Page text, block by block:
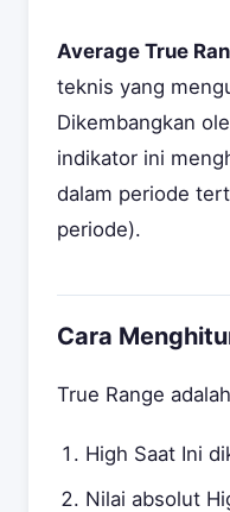
Average True
teknis yang
Dikembangkan
indikator ini
dalam periode
periode).
Cara
True Range
High Saat Ini
Nilai absolut